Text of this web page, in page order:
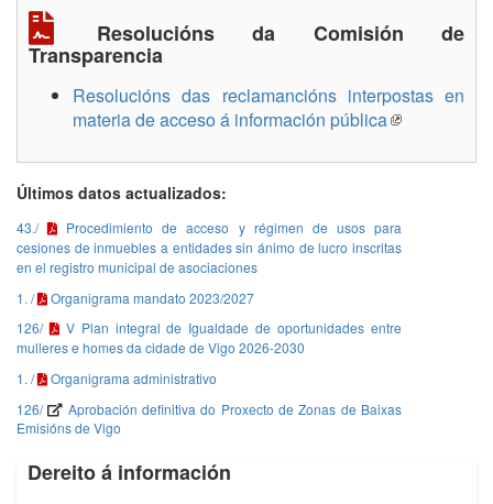
Resolucións da Comisión de
Transparencia
Resolucións das reclamancións interpostas en
materia de acceso á información pública
Últimos datos actualizados:
43./
Procedimiento de acceso y régimen de usos para
cesiones de inmuebles a entidades sin ánimo de lucro inscritas
en el registro municipal de asociaciones
1. /
Organigrama mandato 2023/2027
126/
V Plan integral de Igualdade de oportunidades entre
mulleres e homes da cidade de Vigo 2026-2030
1. /
Organigrama administrativo
126/
Aprobación definitiva do Proxecto de Zonas de Baixas
Emisións de Vigo
Dereito á información